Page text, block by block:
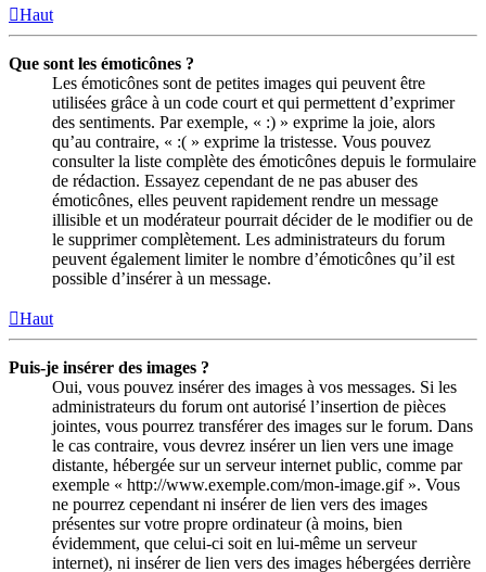
Haut
Que sont les émoticônes ?
Les émoticônes sont de petites images qui peuvent être
utilisées grâce à un code court et qui permettent d’exprimer
des sentiments. Par exemple, « :) » exprime la joie, alors
qu’au contraire, « :( » exprime la tristesse. Vous pouvez
consulter la liste complète des émoticônes depuis le formulaire
de rédaction. Essayez cependant de ne pas abuser des
émoticônes, elles peuvent rapidement rendre un message
illisible et un modérateur pourrait décider de le modifier ou de
le supprimer complètement. Les administrateurs du forum
peuvent également limiter le nombre d’émoticônes qu’il est
possible d’insérer à un message.
Haut
Puis-je insérer des images ?
Oui, vous pouvez insérer des images à vos messages. Si les
administrateurs du forum ont autorisé l’insertion de pièces
jointes, vous pourrez transférer des images sur le forum. Dans
le cas contraire, vous devrez insérer un lien vers une image
distante, hébergée sur un serveur internet public, comme par
exemple « http://www.exemple.com/mon-image.gif ». Vous
ne pourrez cependant ni insérer de lien vers des images
présentes sur votre propre ordinateur (à moins, bien
évidemment, que celui-ci soit en lui-même un serveur
internet), ni insérer de lien vers des images hébergées derrière